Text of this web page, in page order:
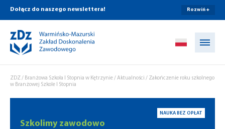
Dołącz do naszego newslettera! Rozwiń +
ZDZ/ Branżowa Szkoła I Stopnia w Kętrzynie/ Aktualności / Zakończenie roku szkolnego
w Branżowej Szkole I Stopnia
NAUKA BEZ OPŁAT
Szkolimy zawodowo